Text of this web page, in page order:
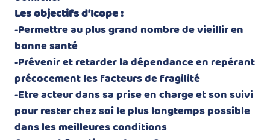
Les objectifs d’Icope :
-Permettre au plus grand nombre de vieillir en
bonne santé
-Prévenir et retarder la dépendance en repérant
précocement les facteurs de fragilité
-Etre acteur dans sa prise en charge et son suivi
pour rester chez soi le plus longtemps possible
dans les meilleures conditions